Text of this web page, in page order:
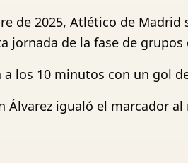
de 2025, Atlético de
jornada de la fase de grupos
a los 10 minutos con un gol
Álvarez igualó el marcador